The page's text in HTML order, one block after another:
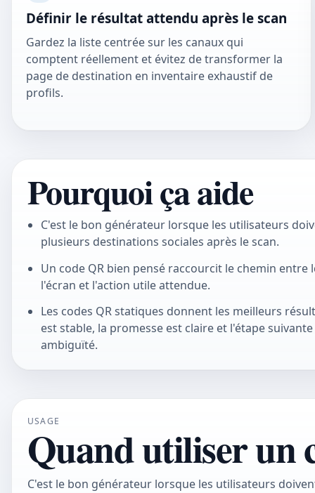
Définir le résultat attendu après le scan
Gardez la liste centrée sur les canaux qui
comptent réellement et évitez de transformer la
page de destination en inventaire exhaustif de
profils.
Pourquoi ça aide
C'est le bon générateur lorsque les utilisateurs
plusieurs destinations sociales après le scan.
Un code QR bien pensé raccourcit le chemin
l'écran et l'action utile attendue.
Les codes QR statiques donnent les meilleurs
est stable, la promesse est claire et l'étape
ambiguïté.
USAGE
Quand utiliser un
C'est le bon générateur lorsque les utilisateurs